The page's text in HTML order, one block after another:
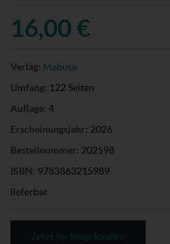
16,00 €
Verlag: Mabuse
Umfang: 122 Seiten
Auflage: 4
Erscheinungsjahr: 2026
Bestellnummer: 202598
ISBN: 9783863215989
lieferbar